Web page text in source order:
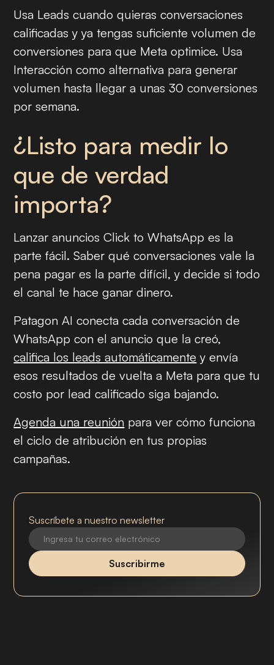
Usa Leads cuando quieras conversaciones
calificadas y ya tengas suficiente volumen de
conversiones para que Meta optimice. Usa
Interacción como alternativa para generar
volumen hasta llegar a unas 30 conversiones
por semana.
¿Listo para medir lo
que de verdad
importa?
Lanzar anuncios Click to WhatsApp es la
parte fácil. Saber qué conversaciones vale la
pena pagar es la parte difícil, y decide si todo
el canal te hace ganar dinero.
Patagon AI conecta cada conversación de
WhatsApp con el anuncio que la creó,
califica los leads automáticamente y envía
esos resultados de vuelta a Meta para que tu
costo por lead calificado siga bajando.
Agenda una reunión para ver cómo funciona
el ciclo de atribución en tus propias
campañas.
Suscríbete a nuestro newsletter